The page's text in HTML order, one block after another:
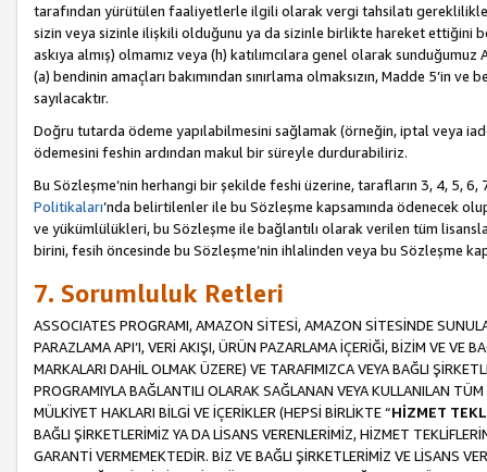
tarafından yürütülen faaliyetlerle ilgili olarak vergi tahsilatı
sizin veya sizinle ilişkili olduğunu ya da sizinle birlikte hareket ettiğini
askıya almış) olmamız veya (h) katılımcılara genel olarak
(a) bendinin amaçları bakımından sınırlama olmaksızın, Madde 5’in
sayılacaktır.
Doğru tutarda ödeme yapılabilmesini sağlamak (örneğin, iptal veya
ödemesini feshin ardından makul bir süreyle durdurabiliriz.
Bu Sözleşme’nin herhangi bir şekilde feshi üzerine, tarafların 3, 4, 5,
Politikaları’nda belirtilenler ile bu Sözleşme kapsamında ödenecek
ve yükümlülükleri, bu Sözleşme ile bağlantılı olarak verilen tüm
birini, fesih öncesinde bu Sözleşme’nin ihlalinden veya bu Sözleşme
7. Sorumluluk Retleri
ASSOCIATES PROGRAMI, AMAZON SİTESİ, AMAZON SİTESİNDE
PARAZLAMA API’I, VERİ AKIŞI, ÜRÜN PAZARLAMA İÇERİĞİ, BİZİM VE VE
MARKALARI DAHİL OLMAK ÜZERE) VE TARAFIMIZCA VEYA BAĞLI
PROGRAMIYLA BAĞLANTILI OLARAK SAĞLANAN VEYA KULLANILAN
MÜLKİYET HAKLARI BİLGİ VE İÇERİKLER (HEPSİ BİRLİKTE “HİZMET
BAĞLI ŞİRKETLERİMİZ YA DA LİSANS VERENLERİMİZ, HİZMET
GARANTİ VERMEMEKTEDİR. BİZ VE BAĞLI ŞİRKETLERİMİZ VE LİSANS